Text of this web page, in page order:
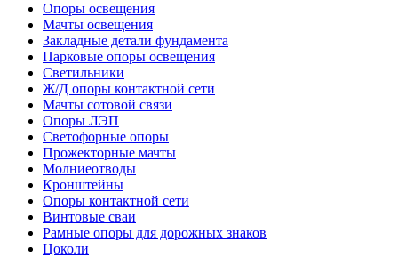
Oпоры oсвeщения
Мачты освещения
Закладные детали фундамента
Парковые опоры освещения
Светильники
Ж/Д опоры контактной сети
Мачты сотовой связи
Опоры ЛЭП
Светофорные опоры
Прожекторные мачты
Молниеотводы
Кронштейны
Опоры контактной сети
Винтовые сваи
Рамные опоры для дорожных знаков
Цоколи